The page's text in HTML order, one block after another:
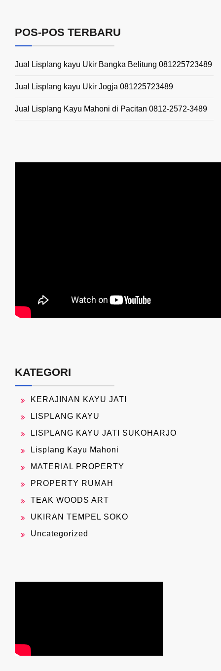
POS-POS TERBARU
Jual Lisplang kayu Ukir Bangka Belitung 081225723489
Jual Lisplang kayu Ukir Jogja 081225723489
Jual Lisplang Kayu Mahoni di Pacitan 0812-2572-3489
KATEGORI
KERAJINAN KAYU JATI
LISPLANG KAYU
LISPLANG KAYU JATI SUKOHARJO
Lisplang Kayu Mahoni
MATERIAL PROPERTY
PROPERTY RUMAH
TEAK WOODS ART
UKIRAN TEMPEL SOKO
Uncategorized